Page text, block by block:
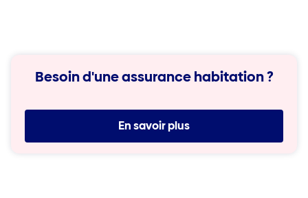
Besoin d'une assurance habitation ?
En savoir plus